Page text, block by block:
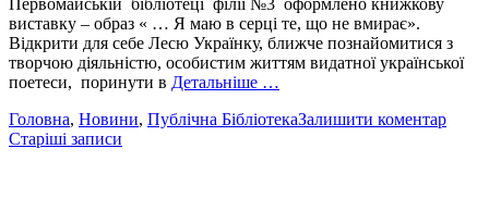
Первомайській бібліотеці філії №3 оформлено книжкову
виставку – образ « … Я маю в серці те, що не вмирає».
Відкрити для себе Лесю Українку, ближче познайомитися з
творчою діяльністю, особистим життям видатної української
поетеси, поринути в Детальніше …
Головна, Новини, Публічна БібліотекаЗалишити коментар
Навігація
Старіші записи